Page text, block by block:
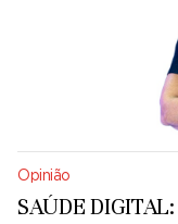
Opinião
SAÚDE